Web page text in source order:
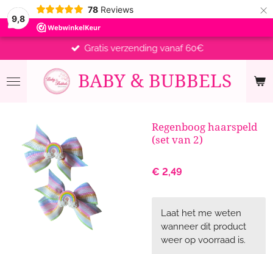
9,8
78 Reviews ×
BABY & BUBBELS
Gratis verzending vanaf 60€
Regenboog haarspeld
(set van 2)
€ 2,49
Laat het me weten
wanneer dit product
weer op voorraad is.